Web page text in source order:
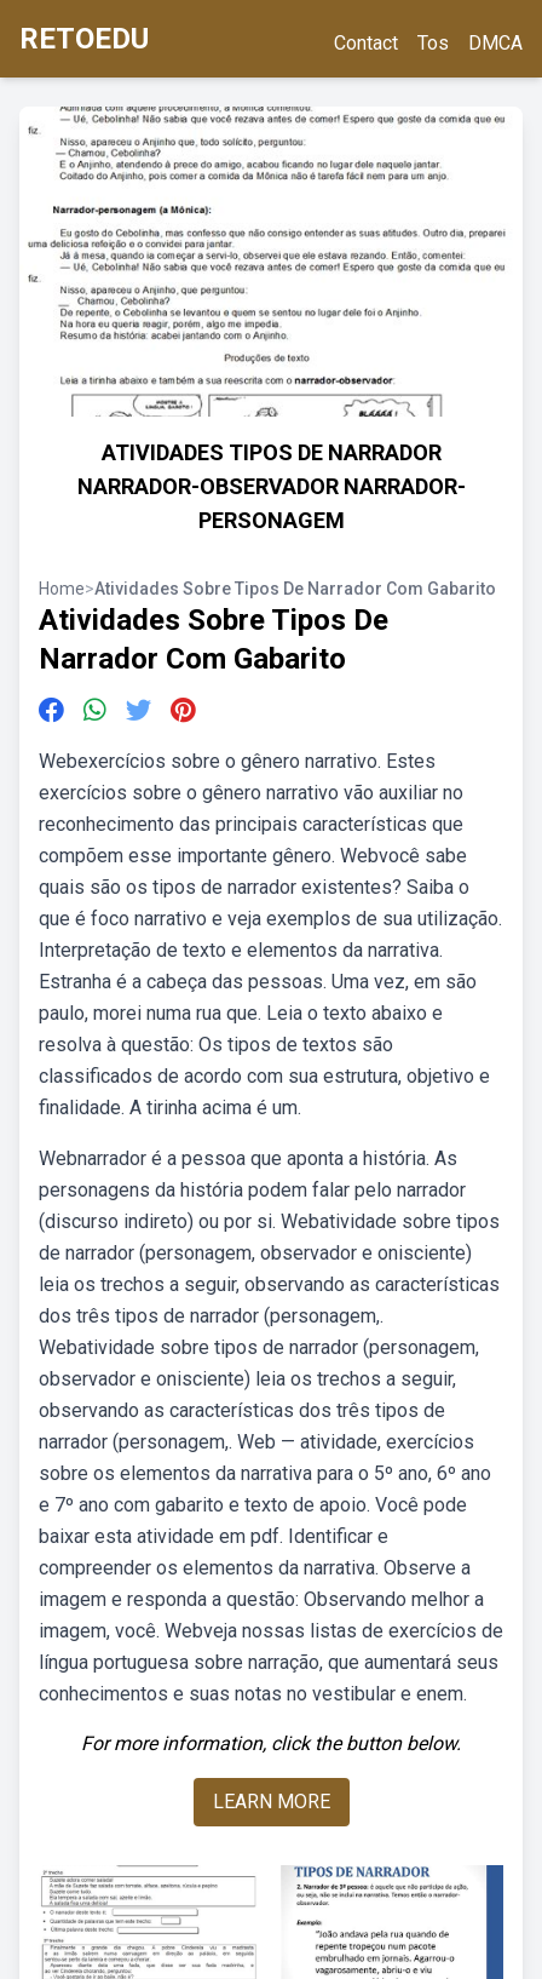
RETOEDU Contact Tos DMCA
ATIVIDADES TIPOS DE NARRADOR
NARRADOR-OBSERVADOR NARRADOR-
PERSONAGEM
Home>Atividades Sobre Tipos De Narrador Com Gabarito
Atividades Sobre Tipos De
Narrador Com Gabarito
Webexercícios sobre o gênero narrativo. Estes
exercícios sobre o gênero narrativo vão auxiliar no
reconhecimento das principais características que
compõem esse importante gênero. Webvocê sabe
quais são os tipos de narrador existentes? Saiba o
que é foco narrativo e veja exemplos de sua utilização.
Interpretação de texto e elementos da narrativa.
Estranha é a cabeça das pessoas. Uma vez, em são
paulo, morei numa rua que. Leia o texto abaixo e
resolva à questão: Os tipos de textos são
classificados de acordo com sua estrutura, objetivo e
finalidade. A tirinha acima é um.
Webnarrador é a pessoa que aponta a história. As
personagens da história podem falar pelo narrador
(discurso indireto) ou por si. Webatividade sobre tipos
de narrador (personagem, observador e onisciente)
leia os trechos a seguir, observando as características
dos três tipos de narrador (personagem,.
Webatividade sobre tipos de narrador (personagem,
observador e onisciente) leia os trechos a seguir,
observando as características dos três tipos de
narrador (personagem,. Web — atividade, exercícios
sobre os elementos da narrativa para o 5º ano, 6º ano
e 7º ano com gabarito e texto de apoio. Você pode
baixar esta atividade em pdf. Identificar e
compreender os elementos da narrativa. Observe a
imagem e responda a questão: Observando melhor a
imagem, você. Webveja nossas listas de exercícios de
língua portuguesa sobre narração, que aumentará seus
conhecimentos e suas notas no vestibular e enem.
For more information, click the button below.
LEARN MORE